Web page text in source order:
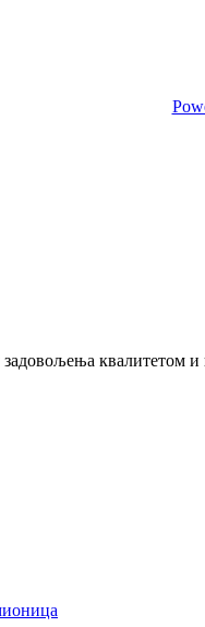
квалитетом